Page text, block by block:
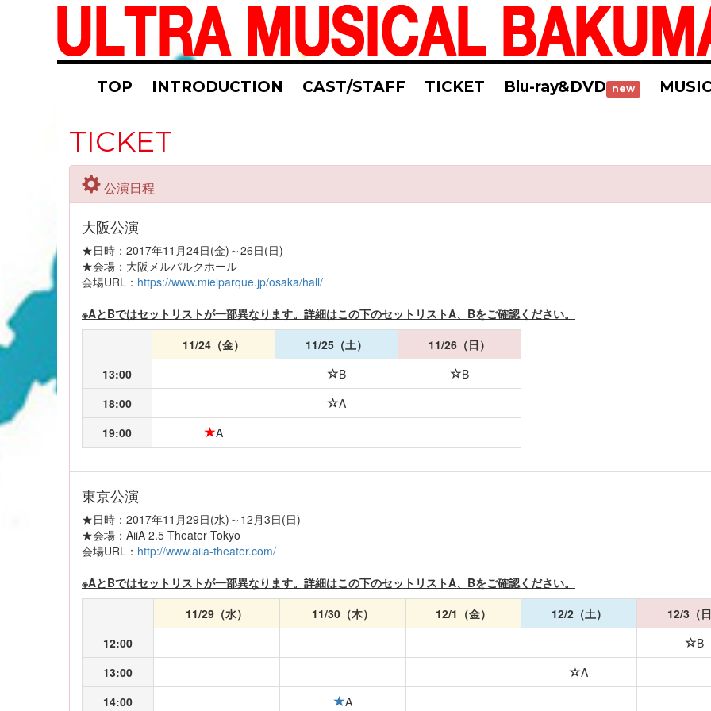
TOP INTRODUCTION CAST/STAFF TICKET Blu-ray&DVD new
TICKET
公演日程
大阪公演
★日時：2017年11月24日(金)～26日(日)
★会場：大阪メルパルクホール
会場URL： https://www.mielparque.jp/osaka/hall/
※AとBではセットリストが一部異なります。詳細はこの下のセットリストA、Bをご確認ください。
11/24（金）
11/25（土）
11/26（日）
13:00
B
B
18:00
A
19:00
A
東京公演
★日時：2017年11月29日(水)～12月3日(日)
★会場：AiiA 2.5 Theater Tokyo
会場URL： http://www.aiia-theater.com/
※AとBではセットリストが一部異なります。詳細はこの下のセットリストA、Bをご確認ください。
11/29（水）
11/30（木） 12/1（金） 12/2（土）
12/3（
12:00
B
13:00
A
14:00
A